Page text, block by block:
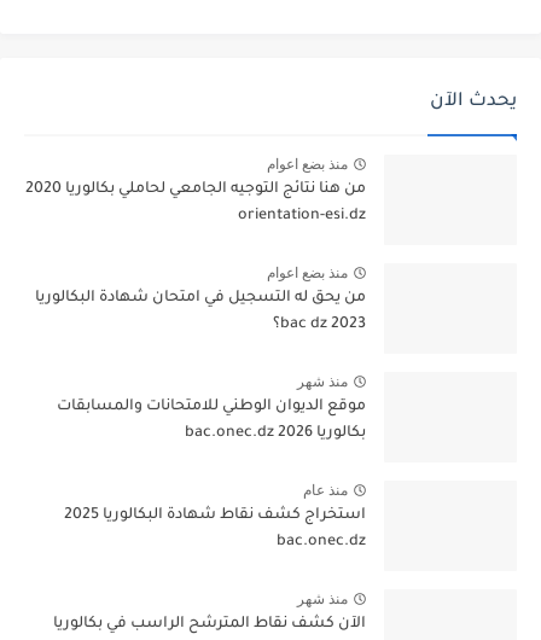
يحدث الآن
منذ بضع اعوام
من هنا نتائج التوجيه الجامعي لحاملي بكالوريا 2020
orientation-esi.dz
منذ بضع اعوام
من يحق له التسجيل في امتحان شهادة البكالوريا
bac dz 2023؟
منذ شهر
موقع الديوان الوطني للامتحانات والمسابقات
بكالوريا 2026 bac.onec.dz
منذ عام
استخراج كشف نقاط شهادة البكالوريا 2025
bac.onec.dz
منذ شهر
الآن كشف نقاط المترشح الراسب في بكالوريا